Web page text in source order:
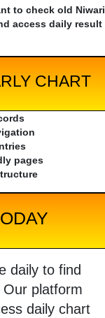
to check old Niwari
access daily result
CHART
pages
daily to find
platform
daily chart